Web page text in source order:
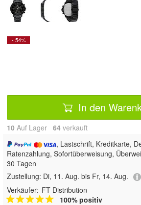
- 54%
In den
10 Auf Lager 64 verkauft
, Lastschrift, Kreditkarte,
Ratenzahlung, Sofortüberweisung,
30 Tagen
Zustellung: Di, 11. Aug. bis Fr, 14. Aug.
Verkäufer: FT Distribution
100% positiv